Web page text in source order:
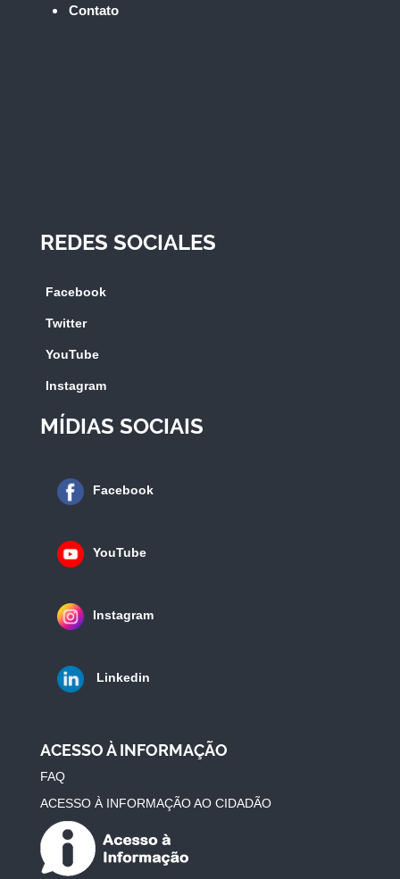
Contato
REDES SOCIALES
Facebook
Twitter
YouTube
Instagram
MÍDIAS SOCIAIS
Facebook
YouTube
Instagram
Linkedin
ACESSO À INFORMAÇÃO
FAQ
ACESSO À INFORMAÇÃO AO CIDADÃO